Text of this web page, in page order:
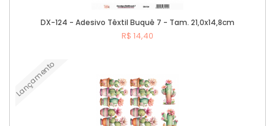
DX-124 - Adesivo Têxtil Buquê 7 - Tam. 21,0x14,8cm
R$ 14,40
Lançamento